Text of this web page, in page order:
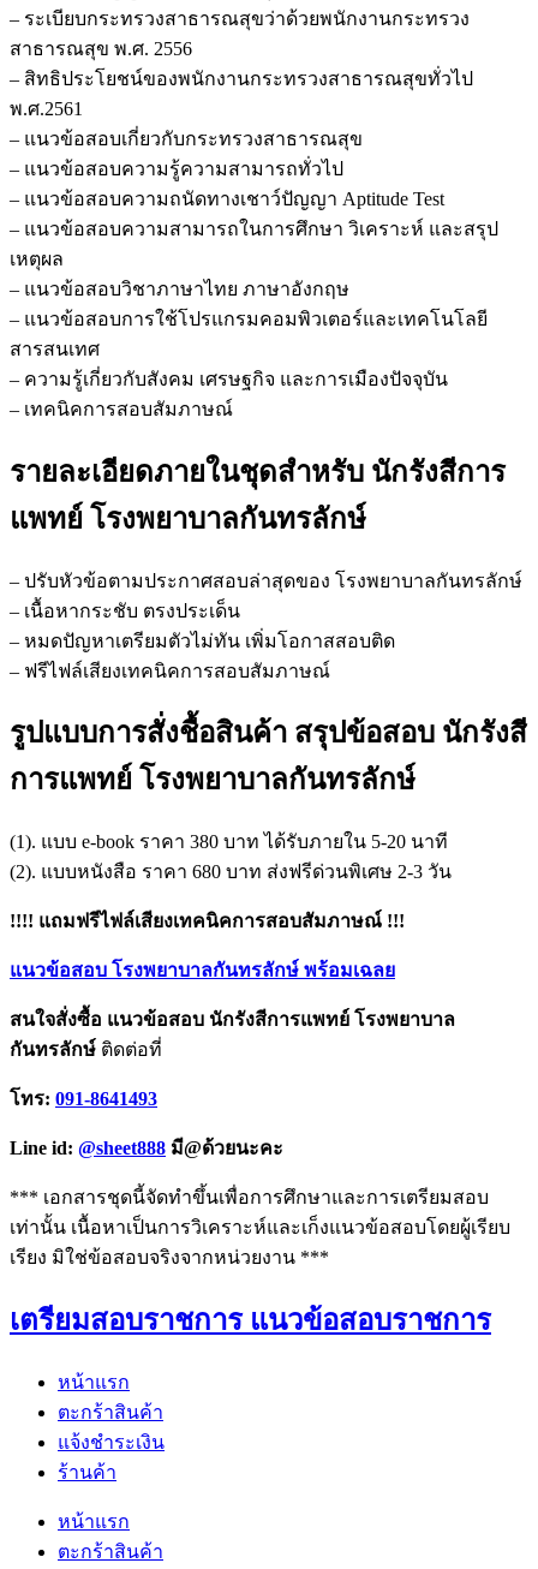
– ระเบียบกระทรวงสาธารณสุขว่าด้วยพนักงานกระทรวง
สาธารณสุข พ.ศ. 2556
– สิทธิประโยชน์ของพนักงานกระทรวงสาธารณสุขทั่วไป
พ.ศ.2561
– แนวข้อสอบเกี่ยวกับกระทรวงสาธารณสุข
– แนวข้อสอบความรู้ความสามารถทั่วไป
– แนวข้อสอบความถนัดทางเชาว์ปัญญา Aptitude Test
– แนวข้อสอบความสามารถในการศึกษา วิเคราะห์ และสรุป
เหตุผล
– แนวข้อสอบวิชาภาษาไทย ภาษาอังกฤษ
– แนวข้อสอบการใช้โปรแกรมคอมพิวเตอร์และเทคโนโลยี
สารสนเทศ
– ความรู้เกี่ยวกับสังคม เศรษฐกิจ และการเมืองปัจจุบัน
– เทคนิคการสอบสัมภาษณ์
รายละเอียดภายในชุดสำหรับ นักรังสีการ
แพทย์ โรงพยาบาลกันทรลักษ์
– ปรับหัวข้อตามประกาศสอบล่าสุดของ โรงพยาบาลกันทรลักษ์
– เนื้อหากระชับ ตรงประเด็น
– หมดปัญหาเตรียมตัวไม่ทัน เพิ่มโอกาสสอบติด
– ฟรีไฟล์เสียงเทคนิคการสอบสัมภาษณ์
รูปแบบการสั่งชื้อสินค้า สรุปข้อสอบ นักรังสี
การแพทย์ โรงพยาบาลกันทรลักษ์
(1). แบบ e-book ราคา 380 บาท ได้รับภายใน 5-20 นาที
(2). แบบหนังสือ ราคา 680 บาท ส่งฟรีด่วนพิเศษ 2-3 วัน
!!!! แถมฟรีไฟล์เสียงเทคนิคการสอบสัมภาษณ์ !!!
แนวข้อสอบ โรงพยาบาลกันทรลักษ์ พร้อมเฉลย
สนใจสั่งซื้อ แนวข้อสอบ นักรังสีการแพทย์ โรงพยาบาล
กันทรลักษ์ ติดต่อที่
โทร: 091-8641493
Line id: @sheet888 มี@ด้วยนะคะ
*** เอกสารชุดนี้จัดทำขึ้นเพื่อการศึกษาและการเตรียมสอบ
เท่านั้น เนื้อหาเป็นการวิเคราะห์และเก็งแนวข้อสอบโดยผู้เรียบ
เรียง มิใช่ข้อสอบจริงจากหน่วยงาน ***
เตรียมสอบราชการ แนวข้อสอบราชการ
หน้าแรก
ตะกร้าสินค้า
แจ้งชำระเงิน
ร้านค้า
หน้าแรก
ตะกร้าสินค้า